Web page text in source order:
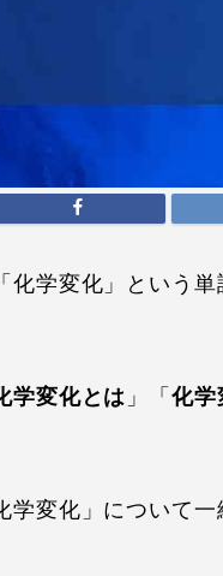
化学変化」という
学変化とは 」「化学
学変化」について一